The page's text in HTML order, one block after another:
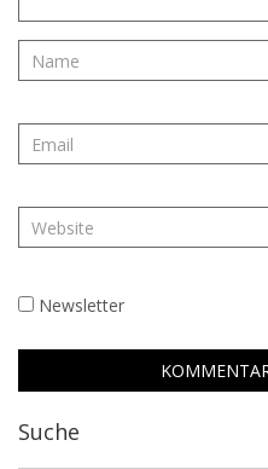
Newsletter
Suche